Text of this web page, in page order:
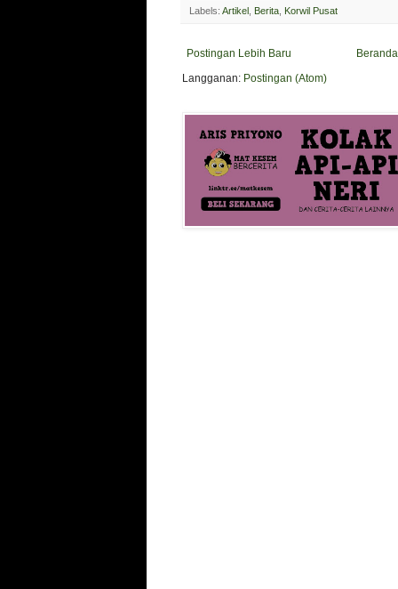
Labels: Artikel , Berita, Korwil Pusat
Postingan Lebih Baru
Beranda
Langganan: Postingan (Atom)